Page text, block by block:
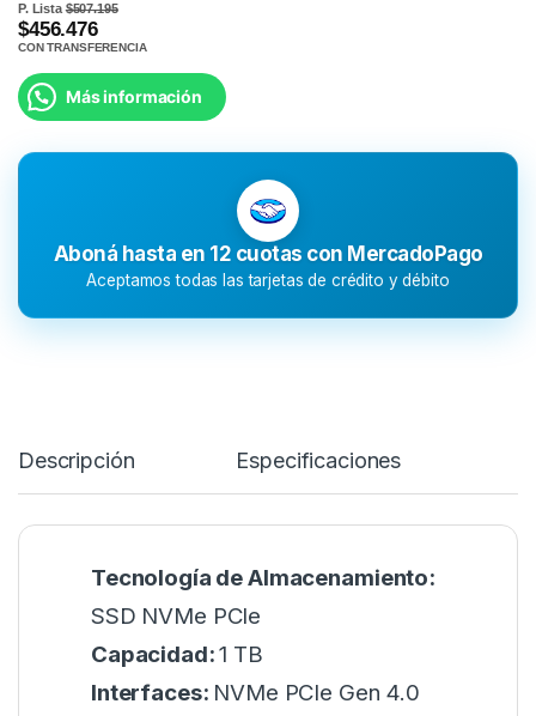
P. Lista$507.195
$456.476
CON TRANSFERENCIA
Más información
Aboná hasta en 12 cuotas con MercadoPago
Aceptamos todas las tarjetas de crédito y débito
Descripción Especificaciones
Tecnología de Almacenamiento:
SSD NVMe PCIe
Capacidad:1 TB
Interfaces: NVMe PCIe Gen 4.0